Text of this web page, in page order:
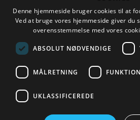
Maskiner
Koge/varme/stege
Bageri
Opbevaring
Opvask
nummer nedenfor, så
*
Telefon *
Denne hjemmeside bruger cookies til at
Ved at bruge vores hjemmeside giver du
overensstemmelse med vores
ABSOLUT NØDVENDIGE
MÅLRETNING
UKLASSIFICEREDE